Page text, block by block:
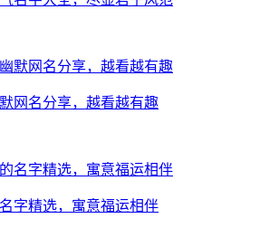
网名分享，越看越有趣
字精选，寓意福运相伴